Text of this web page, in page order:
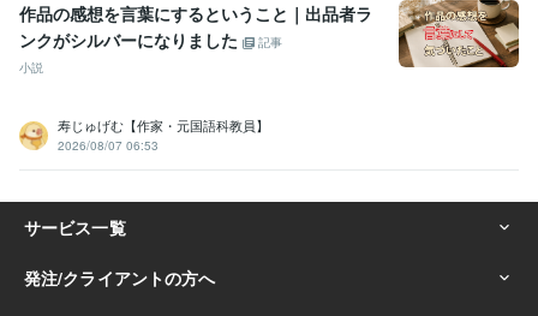
作品の感想を言葉にするということ｜出品者ラ
ンクがシルバーになりました
記事
小説
寿じゅげむ【作家・元国語科教員】
2026/08/07 06:53